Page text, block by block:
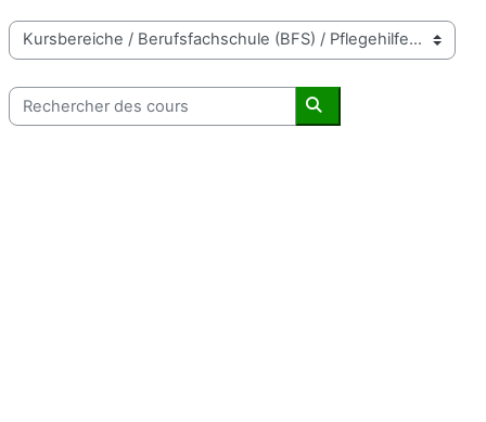
Catégories de cours
Rechercher des cours
Rechercher des cours